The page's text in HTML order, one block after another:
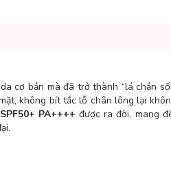
cơ bản mà đã trở thành “lá chắn
không bít tắc lỗ chân lông lại
PA++++ được ra đời, mang